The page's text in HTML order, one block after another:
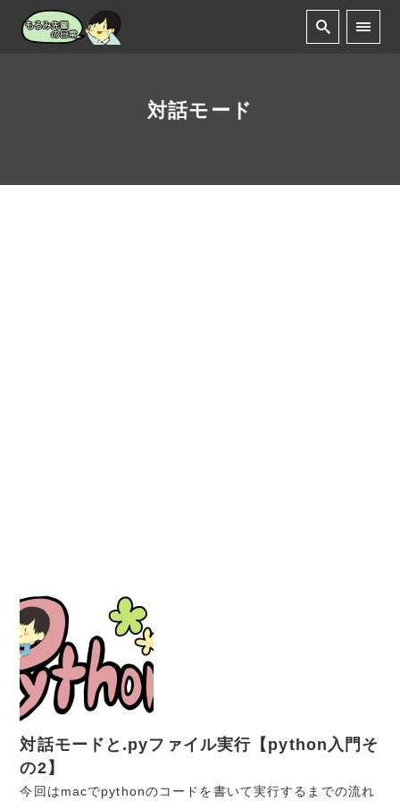
対話モード
対話モードと.pyファイル実行【python入門そ
の2】
今回はmacでpythonのコードを書いて実行するまでの流れ